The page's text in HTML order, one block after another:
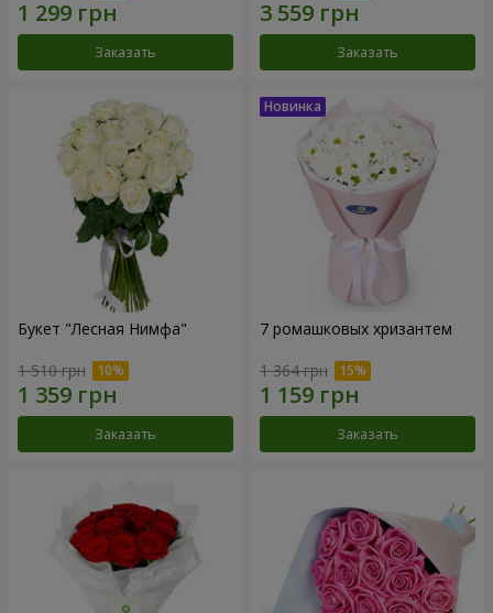
Заказать Заказать
Букет "Лесная Нимфа"
1 510 грн
Заказать
7 ромашковых хризантем
1 364 грн
Заказать